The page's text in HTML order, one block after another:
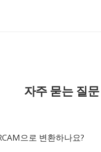
자주 묻는 질문
으로 변환하나요?